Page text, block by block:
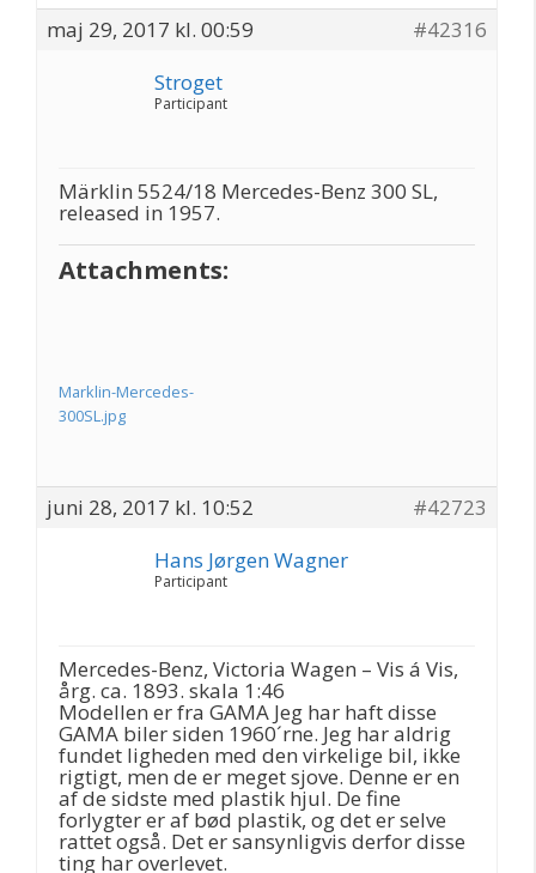
maj 29, 2017 kl. 00:59
#42316
Stroget
Participant
Märklin 5524/18 Mercedes-Benz 300 SL,
released in 1957.
Attachments:
Marklin-Mercedes-
300SL.jpg
juni 28, 2017 kl. 10:52
#42723
Hans Jørgen Wagner
Participant
Mercedes-Benz, Victoria Wagen – Vis á Vis,
årg. ca. 1893. skala 1:46
Modellen er fra GAMA Jeg har haft disse
GAMA biler siden 1960´rne. Jeg har aldrig
fundet ligheden med den virkelige bil, ikke
rigtigt, men de er meget sjove. Denne er en
af de sidste med plastik hjul. De fine
forlygter er af bød plastik, og det er selve
rattet også. Det er sansynligvis derfor disse
ting har overlevet.